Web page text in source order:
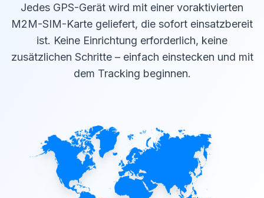
Jedes GPS-Gerät wird mit einer voraktivierten
M2M-SIM-Karte geliefert, die sofort einsatzbereit
ist. Keine Einrichtung erforderlich, keine
zusätzlichen Schritte – einfach einstecken und mit
dem Tracking beginnen.